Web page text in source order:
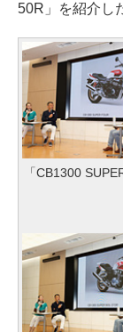
50R」を紹介し
「CB1300